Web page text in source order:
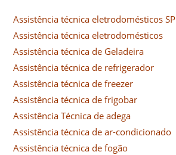
Assistência técnica eletrodomésticos SP
Assistência técnica eletrodomésticos
Assistência técnica de Geladeira
Assistência técnica de refrigerador
Assistência técnica de freezer
Assistência técnica de frigobar
Assistência Técnica de adega
Assistência técnica de ar-condicionado
Assistência técnica de fogão